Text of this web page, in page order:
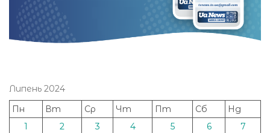
Липень 2024
Пн
Вт Ср Чт Пт Сб
Нд
1
2 3 4 5 6
7